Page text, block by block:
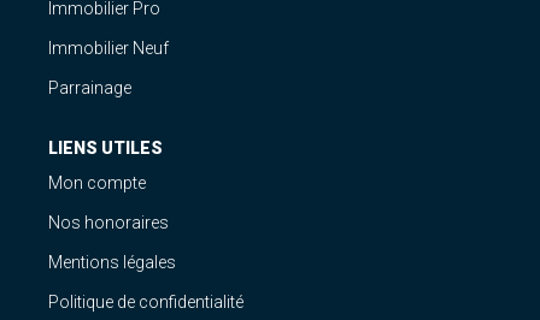
Immobilier Pro
Immobilier Neuf
Parrainage
LIENS UTILES
Mon compte
Nos honoraires
Mentions légales
Politique de confidentialité